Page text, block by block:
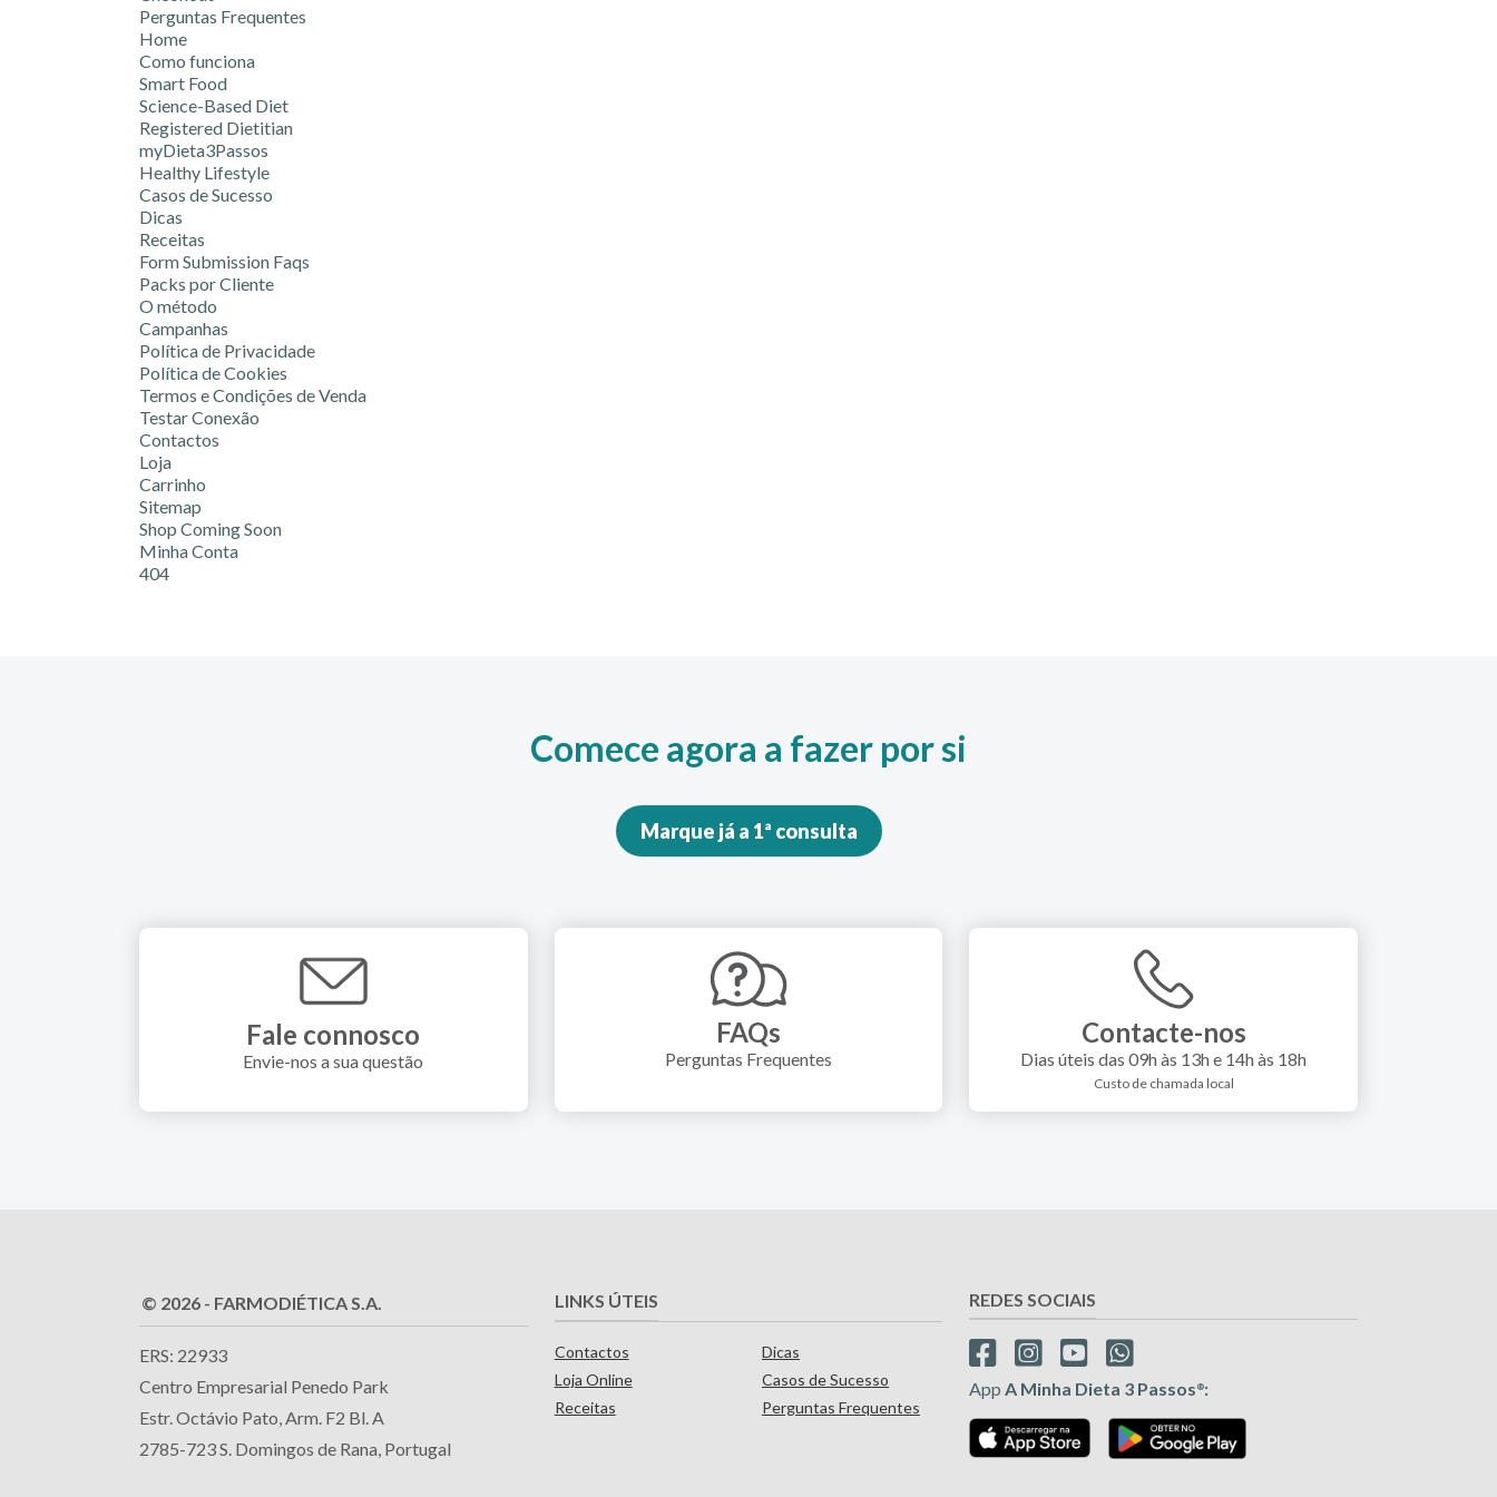
Perguntas Frequentes
Home
Como funciona
Smart Food
Science-Based Diet
Registered Dietitian
myDieta3Passos
Healthy Lifestyle
Casos de Sucesso
Dicas
Receitas
Form Submission Faqs
Packs por Cliente
O método
Campanhas
Política de Privacidade
Política de Cookies
Termos e Condições de Venda
Testar Conexão
Contactos
Loja
Carrinho
Sitemap
Shop Coming Soon
Minha Conta
404
Comece agora a fazer por si
Marque já a 1ª consulta
Fale connosco
Envie-nos a sua questão
FAQs
Perguntas Frequentes
Contacte-nos
Dias úteis das 09h às 13h e 14h às 18h
Custo de chamada local
© 2026 - FARMODIÉTICA S.A.
ERS: 22933
Centro Empresarial Penedo Park
Estr. Octávio Pato, Arm. F2 Bl. A
2785-723 S. Domingos de Rana, Portugal
LINKS ÚTEIS
Contactos
Loja Online
Receitas
Dicas
Casos de Sucesso
Perguntas Frequentes
REDES SOCIAIS
AppA Minha Dieta 3 Passos ®: